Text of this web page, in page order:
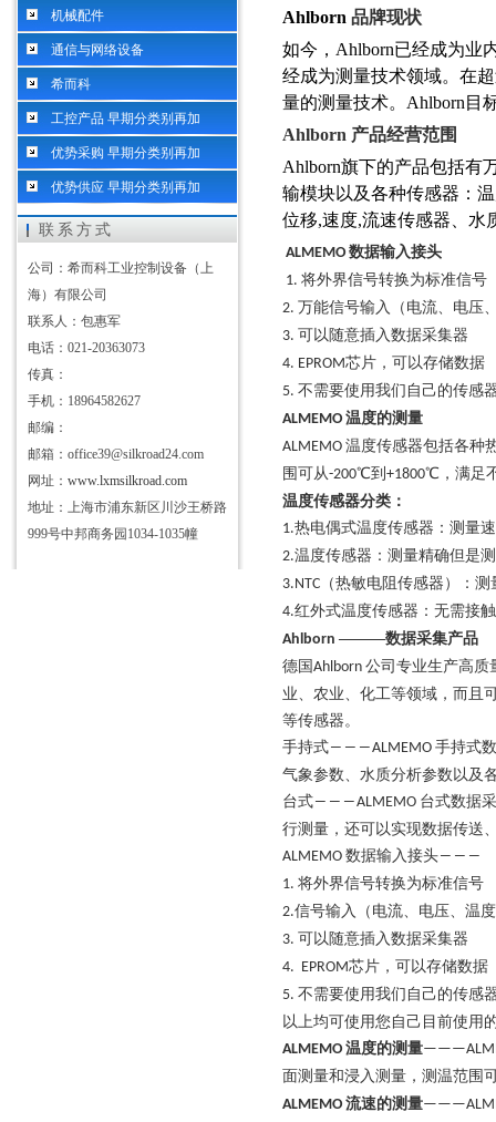
机械配件
通信与网络设备
希而科
工控产品 早期分类别再加
优势采购 早期分类别再加
优势供应 早期分类别再加
联系方式
公司：希而科工业控制设备（上
海）有限公司
联系人：包惠军
电话：021-20363073
传真：
手机：18964582627
邮编：
邮箱：office39@silkroad24.com
网址： www.lxmsilkroad.com
地址：上海市浦东新区川沙王桥路
999号中邦商务园1034-1035幢
Ahlborn 品牌现状
如今， Ahlborn已经成为业
经成为测量技术领域。在
量的测量技术。 Ahlborn 目
Ahlborn 产品经营范围
Ahlborn旗下的产品包括有
输模块以及各种传感器：
位移,速度,流速传感器、水
ALMEMO数据输入接头
1. 将外界信号转换为标准信号
2. 万能信号输入（电流、电压
3. 可以随意插入数据采集器
4. EPROM芯片，可以存储数据
5. 不需要使用我们自己的传感
ALMEMO温度的测量
ALMEMO 温度传感器包括各种
围可从-200℃到 +1800℃，满足
温度传感器分类：
1.热电偶式温度传感器：测量
2.温度传感器：测量精确但是
3.NTC （热敏电阻传感器）：
4.红外式温度传感器：无需接
Ahlborn ―――数据采集产品
德国 Ahlborn 公司专业生产高
业、农业、化工等领域，而且
等传感器。
手持式―――ALMEMO 手持式
气象参数、水质分析参数以及
台式―――ALMEMO 台式数据
行测量，还可以实现数据传送
ALMEMO 数据输入接头―――
1. 将外界信号转换为标准信号
2.信号输入（电流、电压、温
3. 可以随意插入数据采集器
4. EPROM芯片，可以存储数据
5. 不需要使用我们自己的传感
以上均可使用您自己目前使用
ALMEMO温度的测量
面测量和浸入测量，测温范围
ALMEMO流速的测量